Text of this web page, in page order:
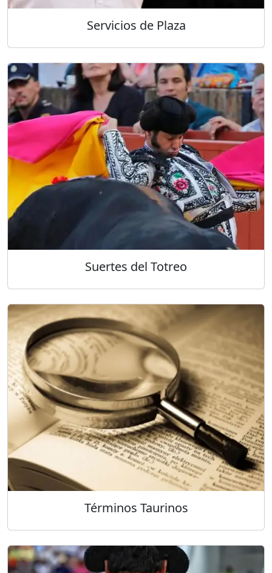
Servicios de Plaza
Suertes del Totreo
Términos Taurinos